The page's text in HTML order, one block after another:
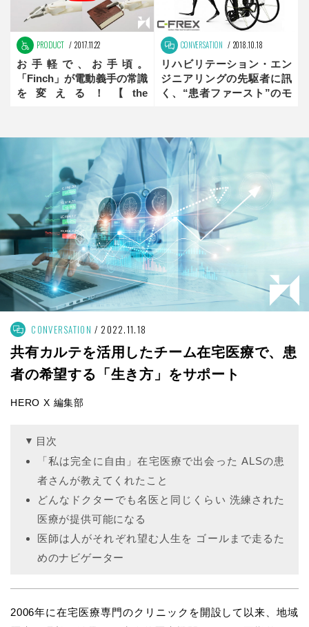
PRODUCT 2017.11.22
お手軽で、お手頃。
「Finch」が電動義手の常識
を変える！【the
CONVERSATION 2018.10.18
リハビリテーション・エン
ジニアリングの先駆者に訊
く、“患者ファースト”のモ
CONVERSATION 2022.11.18
共有カルテを活用したチーム在宅医療で、患
者の希望する「生き方」をサポート
HERO X 編集部
目次
「私は完全に自由」在宅医療で出会った ALSの患
者さんが教えてくれたこと
どんなドクターでも名医と同じくらい 洗練された
医療が提供可能になる
医師は人がそれぞれ望む人生を ゴールまで走るた
めのナビゲーター
2006年に在宅医療専門のクリニックを開設して以来、地域